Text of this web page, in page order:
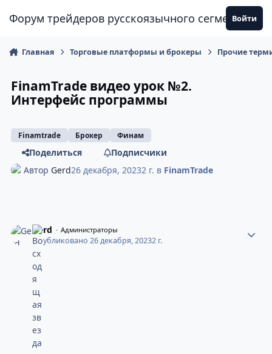
Форум трейдеров русскоязычного сегмента
Войти
Главная Торговые платформы и брокеры Прочие
FinamTrade видео урок №2.
Интерфейс программы
Finamtrade Брокер Финам
Поделиться
Подписчики
Автор Gerd26 декабря, 20232 г. в FinamTrade
Gerd Администраторы
Опубликовано26 декабря, 20232 г.